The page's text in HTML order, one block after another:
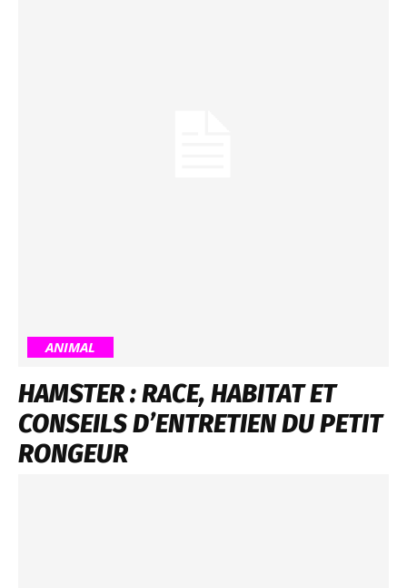
ANIMAL
HAMSTER : RACE, HABITAT ET
CONSEILS D’ENTRETIEN DU PETIT
RONGEUR